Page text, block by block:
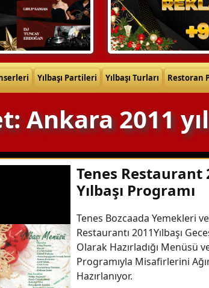
Yılbaşı Partileri Yılbaşı Turları Restoran
Ankara 2011
Tenes Restaurant
Yılbaşı Programı
Tenes Bozcaada Yemekleri
Restaurantı 2011Yılbaşı
Olarak Hazırladığı Menüsü
Programıyla Misafirlerini
Hazırlanıyor.